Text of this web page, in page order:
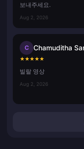
보내주세요.
Aug 2, 2026
C
★★★★★
빌랄 영상
Aug 2, 2026